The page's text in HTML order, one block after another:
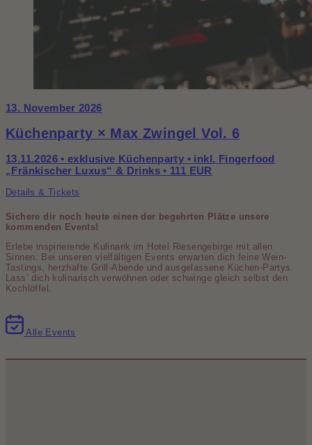
13. November 2026
Küchenparty × Max Zwingel Vol. 6
13.11.2026 • exklusive Küchenparty • inkl. Fingerfood
„Fränkischer Luxus“ & Drinks • 111 EUR
Details & Tickets
Sichere dir noch heute einen der begehrten Plätze unsere
kommenden Events!
Erlebe inspirierende Kulinarik im Hotel Riesengebirge mit allen
Sinnen. Bei unseren vielfältigen Events erwarten dich feine Wein-
Tastings, herzhafte Grill-Abende und ausgelassene Küchen-Partys.
Lass’ dich kulinarisch verwöhnen oder schwinge gleich selbst den
Kochlöffel.
Alle Events